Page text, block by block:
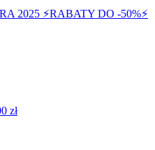
2025 ⚡️RABATY DO -50%⚡️
zł